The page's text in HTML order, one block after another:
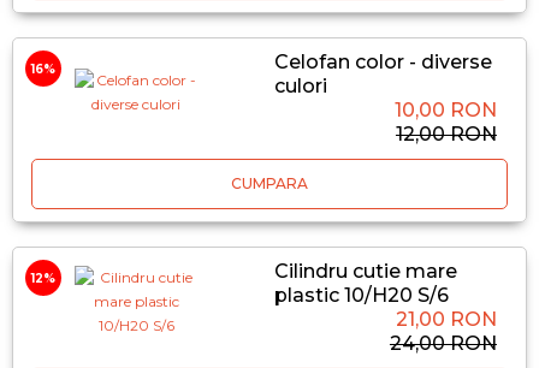
16%
Celofan color - diverse
culori
10,00 RON
12,00 RON
CUMPARA
12%
Cilindru cutie mare
plastic 10/H20 S/6
21,00 RON
24,00 RON